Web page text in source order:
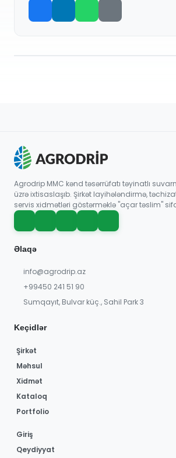
Agrodrip MMC kənd təsərrüfatı təyinatlı
üzrə ixtisaslaşıb. Şirkət layihələndirmə,
servis xidmətləri göstərməklə "açar təslim"
Əlaqə
info@agrodrip.az
+99450 241 51 90
Sumqayıt, Bulvar küç., Sahil Park 3
Keçidlər
Şirkət
Məhsul
Xidmət
Kataloq
Portfolio
Giriş
Qeydiyyat